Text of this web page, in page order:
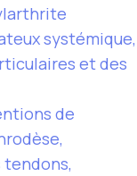
systémique,
et des
de